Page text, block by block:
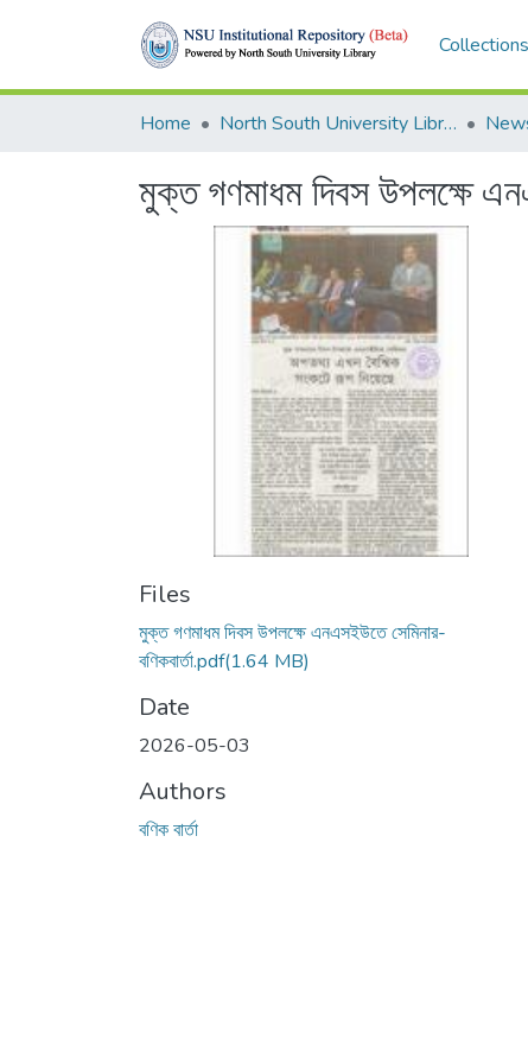
Collections
Home North South University Library
মুক্ত গণমাধম দিবস উপলক্ষে
Files
মুক্ত গণমাধম দিবস উপলক্ষে এনএসইউতে সেমিনার-
বণিকবার্তা.pdf(1.64 MB)
Date
2026-05-03
Authors
বণিক বার্তা